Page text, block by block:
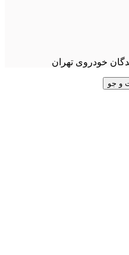
خودروی تهران
و جو